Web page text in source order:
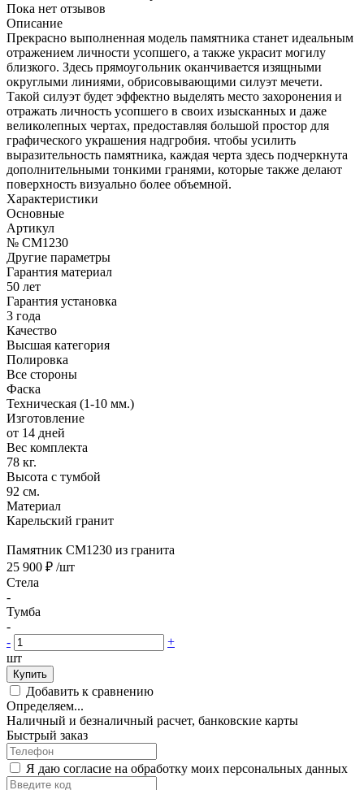
Пока нет отзывов
Описание
Прекрасно выполненная модель памятника станет идеальным
отражением личности усопшего, а также украсит могилу
близкого. Здесь прямоугольник оканчивается изящными
округлыми линиями, обрисовывающими силуэт мечети.
Такой силуэт будет эффектно выделять место захоронения и
отражать личность усопшего в своих изысканных и даже
великолепных чертах, предоставляя большой простор для
графического украшения надгробия. чтобы усилить
выразительность памятника, каждая черта здесь подчеркнута
дополнительными тонкими гранями, которые также делают
поверхность визуально более объемной.
Характеристики
Основные
Артикул
№ CM1230
Другие параметры
Гарантия материал
50 лет
Гарантия установка
3 года
Качество
Высшая категория
Полировка
Все стороны
Фаска
Техническая (1-10 мм.)
Изготовление
от 14 дней
Вес комплекта
78 кг.
Высота с тумбой
92 см.
Материал
Карельский гранит
Памятник CM1230 из гранита
25 900 ₽ /шт
Стела
-
Тумба
-
-
+
шт
Купить
Добавить к сравнению
Определяем...
Наличный и безналичный расчет, банковские карты
Быстрый заказ
Я даю согласие на обработку моих персональных данных